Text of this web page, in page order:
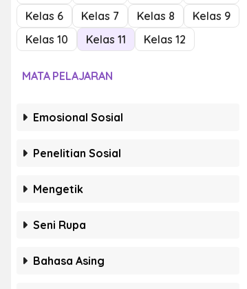
Kelas 6
Kelas 7 Kelas 8
Kelas 9
Kelas 10
Kelas 11 Kelas 12
MATA PELAJARAN
Emosional Sosial
Penelitian Sosial
Mengetik
Seni Rupa
Bahasa Asing